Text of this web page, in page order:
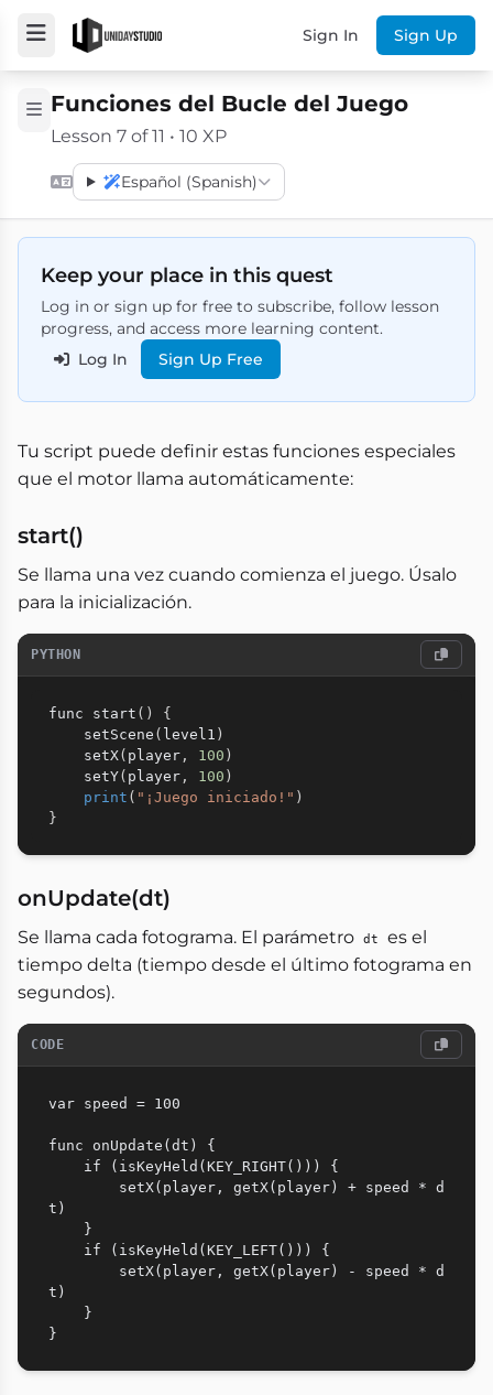
Sign In Sign Up
Funciones del Bucle del Juego
Lesson 7 of 11 • 10 XP
Español (Spanish)
Keep your place in this quest
Log in or sign up for free to subscribe, follow lesson
progress, and access more learning content.
Log In
Sign Up Free
Tu script puede definir estas funciones especiales
que el motor llama automáticamente:
start()
Se llama una vez cuando comienza el juego. Úsalo
para la inicialización.
PYTHON
func start ( )
{
    setScene
( level1 )
    setX
( player , 100 )
    setY
( player , 100 )
print ( "¡Juego iniciado!" )
}
onUpdate(dt)
Se llama cada fotograma. El parámetro dt
es el
tiempo delta (tiempo desde el último fotograma en
segundos).
CODE
var speed = 100
func onUpdate(dt) {
t)
t)